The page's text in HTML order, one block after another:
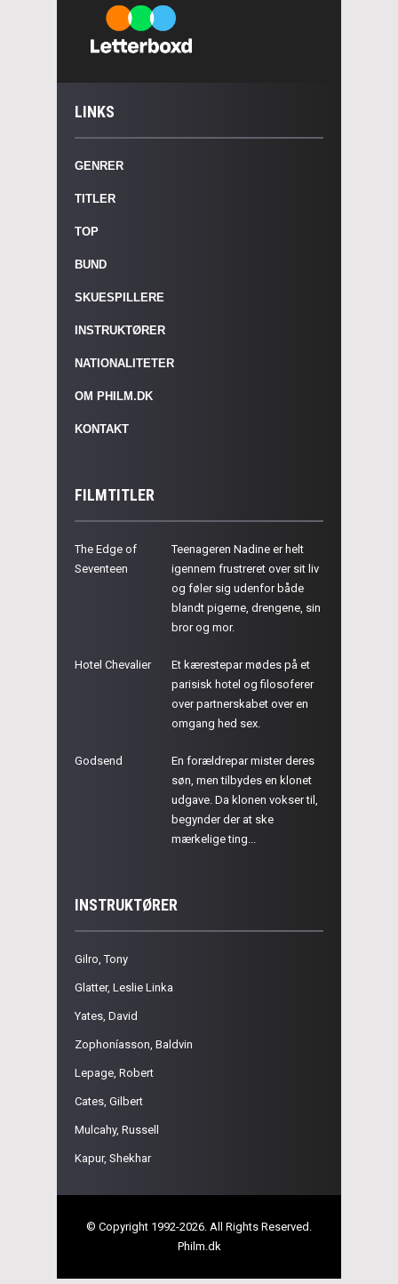
LINKS
GENRER
TITLER
TOP
BUND
SKUESPILLERE
INSTRUKTØRER
NATIONALITETER
OM PHILM.DK
KONTAKT
FILMTITLER
The Edge of
Seventeen
Teenageren Nadine er helt
igennem frustreret over sit liv
og føler sig udenfor både
blandt pigerne, drengene, sin
bror og mor.
Hotel Chevalier
Et kærestepar mødes på et
parisisk hotel og filosoferer
over partnerskabet over en
omgang hed sex.
Godsend
En forældrepar mister deres
søn, men tilbydes en klonet
udgave. Da klonen vokser til,
begynder der at ske
mærkelige ting...
INSTRUKTØRER
Gilro, Tony
Glatter, Leslie Linka
Yates, David
Zophoníasson, Baldvin
Lepage, Robert
Cates, Gilbert
Mulcahy, Russell
Kapur, Shekhar
© Copyright 1992-2026. All Rights Reserved.
Philm.dk